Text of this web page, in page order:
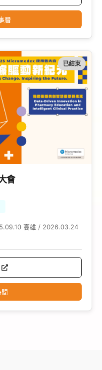
曆
已結束
會
高雄 / 2026.03.24